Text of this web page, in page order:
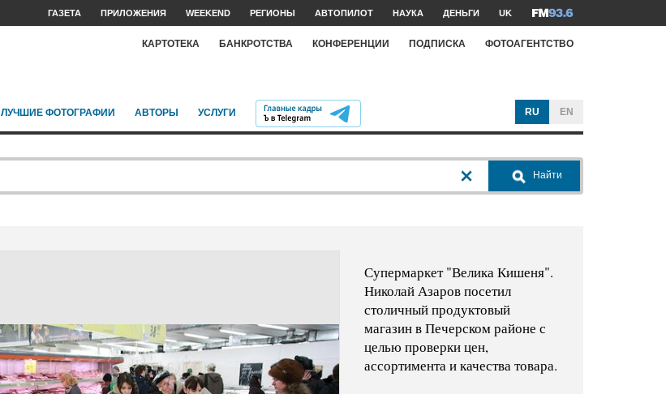
ГАЗЕТА ПРИЛОЖЕНИЯ WEEKEND РЕГИОНЫ АВТОПИЛОТ НАУКА ДЕНЬГИ UK
КАРТОТЕКА БАНКРОТСТВА КОНФЕРЕНЦИИ ПОДПИСКА ФОТОАГЕНТСТВО
ЛУЧШИЕ ФОТОГРАФИИ АВТОРЫ УСЛУГИ RU EN
Найти
Супермаркет "Велика Кишеня".
Николай Азаров посетил
столичный продуктовый
магазин в Печерском районе с
целью проверки цен,
ассортимента и качества товара.